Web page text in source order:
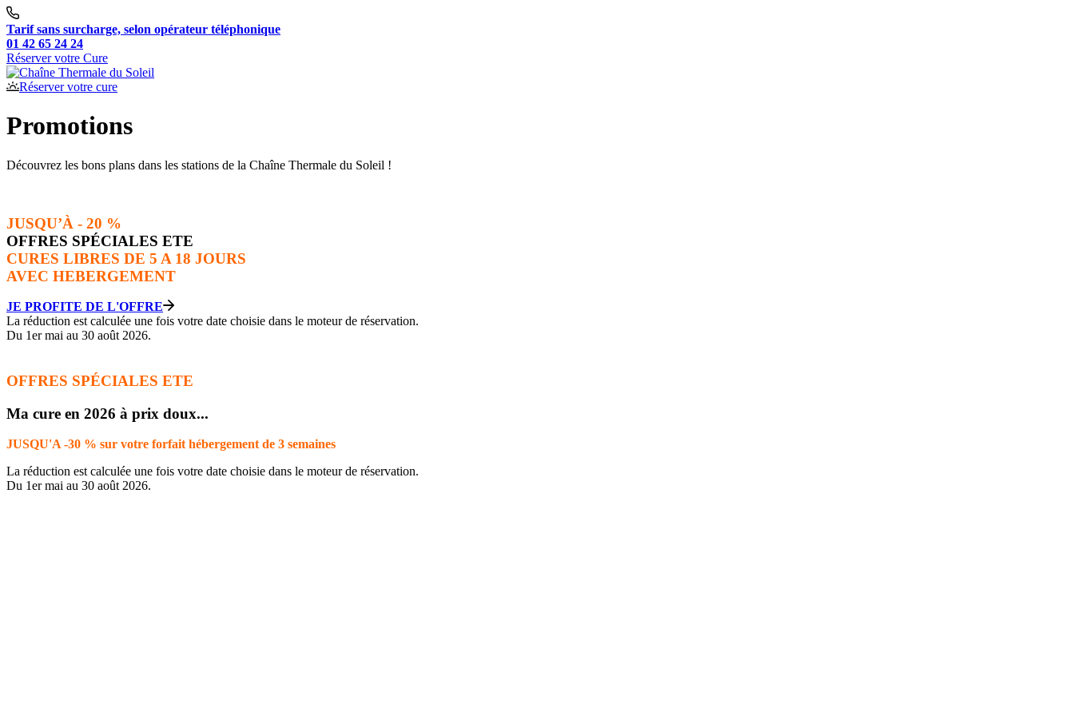
Tarif sans surcharge, selon opérateur téléphonique
01 42 65 24 24
Réserver votre Cure
Réserver votre cure
Promotions
Découvrez les bons plans dans les stations de la Chaîne Thermale du Soleil !
JUSQU’À - 20 %
OFFRES SPÉCIALES ETE
CURES LIBRES DE 5 A 18 JOURS
AVEC HEBERGEMENT
JE PROFITE DE L'OFFRE
La réduction est calculée une fois votre date choisie dans le moteur de réservation.
Du 1er mai au 30 août 2026.
OFFRES SPÉCIALES ETE
Ma cure en 2026 à prix doux...
JUSQU'A -30 % sur votre forfait hébergement de 3 semaines
La réduction est calculée une fois votre date choisie dans le moteur de réservation.
Du 1er mai au 30 août 2026.